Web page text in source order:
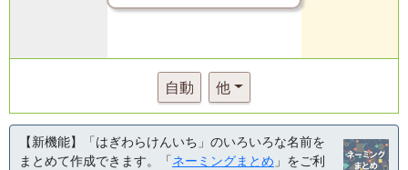
自動 他
【新機能】「はぎわらけんいち」のいろいろな名前を
まとめて作成できます。「ネーミングまとめ 」をご利